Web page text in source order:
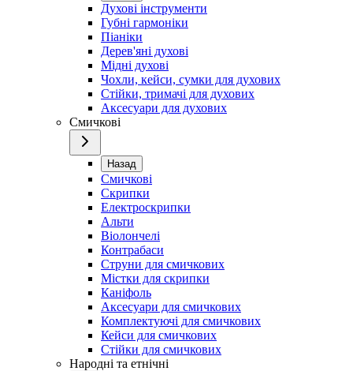
Духові інструменти
Губні гармоніки
Піаніки
Дерев'яні духові
Мідні духові
Чохли, кейси, сумки для духових
Стійки, тримачі для духових
Аксесуари для духових
Смичкові
Назад
Смичкові
Скрипки
Електроскрипки
Альти
Віолончелі
Контрабаси
Струни для смичкових
Містки для скрипки
Каніфоль
Аксесуари для смичкових
Комплектуючі для смичкових
Кейси для смичкових
Стійки для смичкових
Народні та етнічні